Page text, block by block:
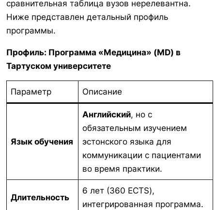
сравнительная таблица вузов нерелевантна.
Ниже представлен детальный профиль
программы.
Профиль: Программа «Медицина» (MD) в
Тартуском университете
Параметр Описание
Язык обучения
Английский, но с
обязательным изучением
эстонского языка для
коммуникации с пациентами
во время практики.
Длительность
6 лет (360 ECTS),
интегрированная программа.